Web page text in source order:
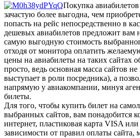
Покупка авиабилетов
зачастую более выгодна, чем
попасть на рейс непосредственно в
дешевых авиабилетов предложит вам
самую выгодную стоимость
отходя от монитора оплатить
цены на авиабилеты на таких сайтах
просто, ведь основная масса сайтов
выступает в роли посредника), а
напрямую у авиакомпании, минуя
билеты.
Для того, чтобы купить билет на
выбранных сайтов, вам понадобится
интернет, пластиковая карта VISA
зависимости от правил оплаты сайта,